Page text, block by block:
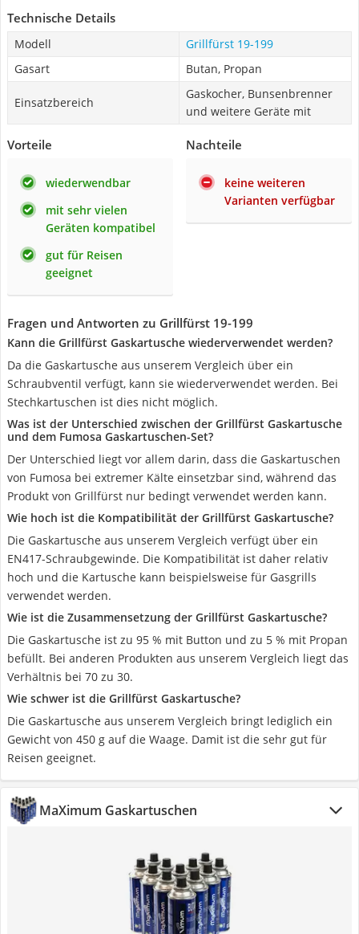
Technische Details
Modell
Grillfürst 19-199
Gasart
Butan, Propan
Einsatzbereich
Gaskocher, Bunsenbrenner
und weitere Geräte mit
Vorteile
wiederwendbar
mit sehr vielen
Geräten kompatibel
gut für Reisen
geeignet
Nachteile
keine weiteren
Varianten verfügbar
Fragen und Antworten zu Grillfürst 19-199
Kann die Grillfürst Gaskartusche wiederverwendet werden?
Da die Gaskartusche aus unserem Vergleich über ein
Schraubventil verfügt, kann sie wiederverwendet werden. Bei
Stechkartuschen ist dies nicht möglich.
Was ist der Unterschied zwischen der Grillfürst Gaskartusche
und dem Fumosa Gaskartuschen-Set?
Der Unterschied liegt vor allem darin, dass die Gaskartuschen
von Fumosa bei extremer Kälte einsetzbar sind, während das
Produkt von Grillfürst nur bedingt verwendet werden kann.
Wie hoch ist die Kompatibilität der Grillfürst Gaskartusche?
Die Gaskartusche aus unserem Vergleich verfügt über ein
EN417-Schraubgewinde. Die Kompatibilität ist daher relativ
hoch und die Kartusche kann beispielsweise für Gasgrills
verwendet werden.
Wie ist die Zusammensetzung der Grillfürst Gaskartusche?
Die Gaskartusche ist zu 95 % mit Button und zu 5 % mit Propan
befüllt. Bei anderen Produkten aus unserem Vergleich liegt das
Verhältnis bei 70 zu 30.
Wie schwer ist die Grillfürst Gaskartusche?
Die Gaskartusche aus unserem Vergleich bringt lediglich ein
Gewicht von 450 g auf die Waage. Damit ist die sehr gut für
Reisen geeignet.
MaXimum Gaskartuschen